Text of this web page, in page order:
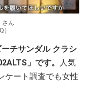
さん
チサンダル クラシ
」です。
人気
ケート調査でも女性